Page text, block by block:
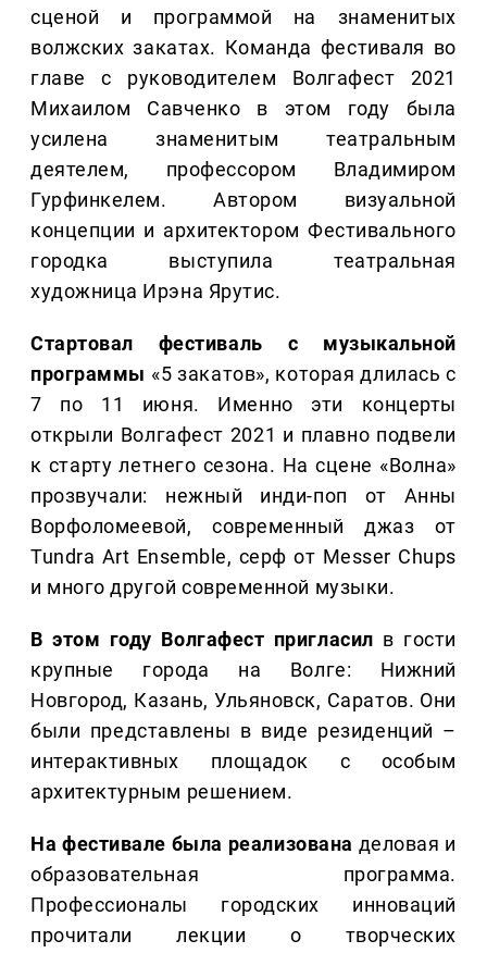
сценой и программой на знаменитых
волжских закатах. Команда фестиваля во
главе с руководителем Волгафест 2021
Михаилом Савченко в этом году была
усилена знаменитым театральным
деятелем, профессором Владимиром
Гурфинкелем. Автором визуальной
концепции и архитектором Фестивального
городка выступила театральная
художница Ирэна Ярутис.
Стартовал фестиваль с музыкальной
программы «5 закатов», которая длилась с
7 по 11 июня. Именно эти концерты
открыли Волгафест 2021 и плавно подвели
к старту летнего сезона. На сцене «Волна»
прозвучали: нежный инди-поп от Анны
Ворфоломеевой, современный джаз от
Tundra Art Ensemble, серф от Messer Chups
и много другой современной музыки.
В этом году Волгафест пригласил в гости
крупные города на Волге: Нижний
Новгород, Казань, Ульяновск, Саратов. Они
были представлены в виде резиденций –
интерактивных площадок с особым
архитектурным решением.
На фестивале была реализована деловая и
образовательная программа.
Профессионалы городских инноваций
прочитали лекции о творческих